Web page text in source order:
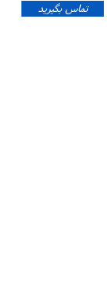
تماس بگیرید